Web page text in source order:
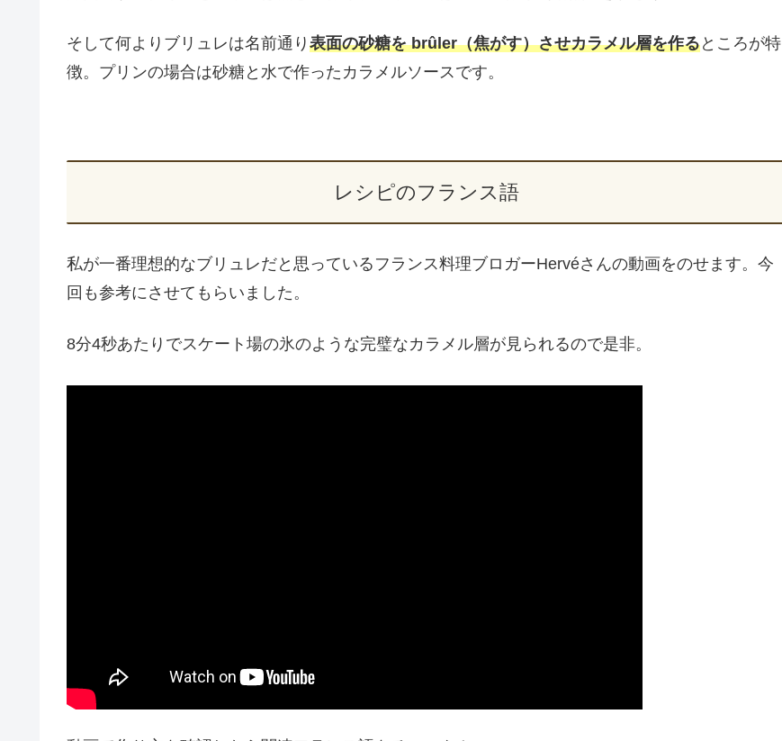
そして何よりブリュレは名前通り 表面の砂糖を brûler（焦がす）させカラメル層を作るところが特
徴。プリンの場合は砂糖と水で作ったカラメルソースです。
レシピのフランス語
私が一番理想的なブリュレだと思っているフランス料理ブロガーHervéさんの動画をのせます。今
回も参考にさせてもらいました。
8分4秒あたりでスケート場の氷のような完璧なカラメル層が見られるので是非。